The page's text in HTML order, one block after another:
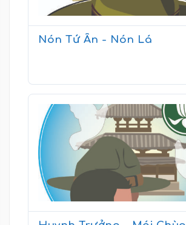
Nón Tứ Ân - Nón Lá